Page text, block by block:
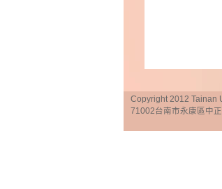
Copyright 2012 Tainan
71002台南市永康區中